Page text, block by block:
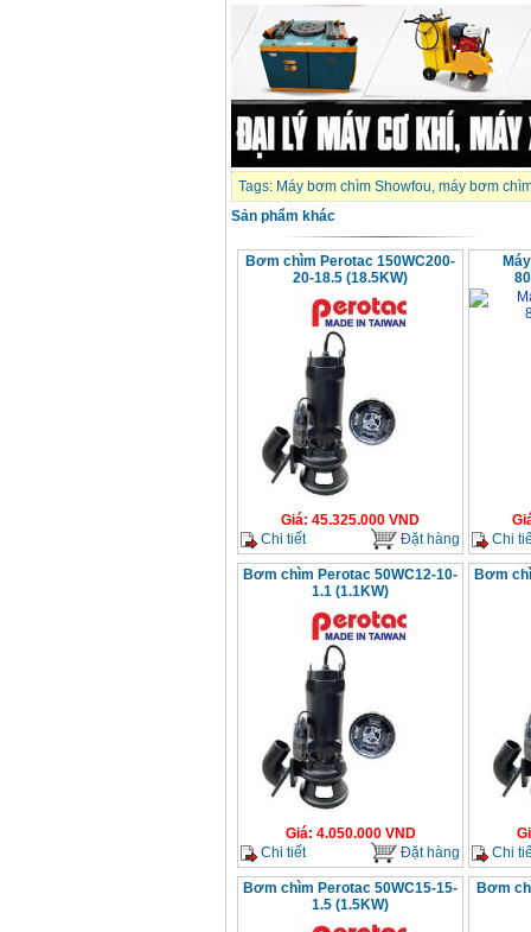
Tags: Máy bơm chìm Showfou, máy bơm
Sản phẩm khác
Bơm chìm Perotac 150WC200-
20-18.5 (18.5KW)
Giá: 45.325.000 VND
Chi tiết
Đặt hàng
Chi
Bơm chìm Perotac 50WC12-10-
1.1 (1.1KW)
Giá: 4.050.000VND
Chi tiết
Đặt hàng
Bơm
Chi
Bơm chìm Perotac 50WC15-15-
1.5 (1.5KW)
Bơm